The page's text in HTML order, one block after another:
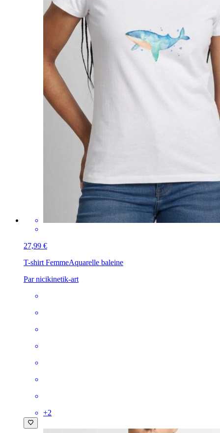
27,99 €
T-shirt FemmeAquarelle baleine
Par nicikinetik-art
+2